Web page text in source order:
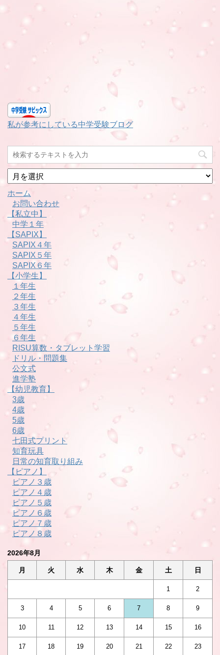
私が参考にしている中学受験ブログ
月
別
ホーム
お問い合わせ
【私立中】
中学１年
【SAPIX】
SAPIX４年
SAPIX５年
SAPIX６年
【小学生】
１年生
２年生
３年生
４年生
５年生
６年生
RISU算数・タブレット学習
ドリル・問題集
公文式
進学塾
【幼児教育】
3歳
4歳
5歳
6歳
七田式プリント
知育玩具
日常の知育取り組み
【ピアノ】
ピアノ３歳
ピアノ４歳
ピアノ５歳
ピアノ６歳
ピアノ７歳
ピアノ８歳
2026年8月
月 火 水 木 金 土 日
1 2
3 4 5 6 7 8 9
10 11 12 13 14 15 16
17 18 19 20 21 22 23